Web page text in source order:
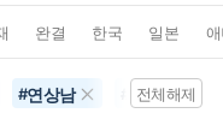
완결 한국 일본
#연상남 공포물
전체해제